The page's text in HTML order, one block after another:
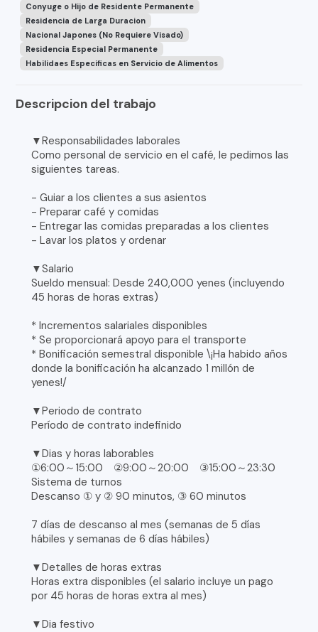
Conyuge o Hijo de Residente Permanente
Residencia de Larga Duracion
Nacional Japones (No Requiere Visado)
Residencia Especial Permanente
Habilidaes Especificas en Servicio de Alimentos
Descripcion del trabajo
▼Responsabilidades laborales
Como personal de servicio en el café, le pedimos las
siguientes tareas.
- Guiar a los clientes a sus asientos
- Preparar café y comidas
- Entregar las comidas preparadas a los clientes
- Lavar los platos y ordenar
▼Salario
Sueldo mensual: Desde 240,000 yenes (incluyendo
45 horas de horas extras)
* Incrementos salariales disponibles
* Se proporcionará apoyo para el transporte
* Bonificación semestral disponible \¡Ha habido años
donde la bonificación ha alcanzado 1 millón de
yenes!/
▼Periodo de contrato
Período de contrato indefinido
▼Dias y horas laborables
①6:00～15:00 ②9:00～20:00 ③15:00～23:30
Sistema de turnos
Descanso ① y ② 90 minutos, ③ 60 minutos
7 días de descanso al mes (semanas de 5 días
hábiles y semanas de 6 días hábiles)
▼Detalles de horas extras
Horas extra disponibles (el salario incluye un pago
por 45 horas de horas extra al mes)
▼Dia festivo